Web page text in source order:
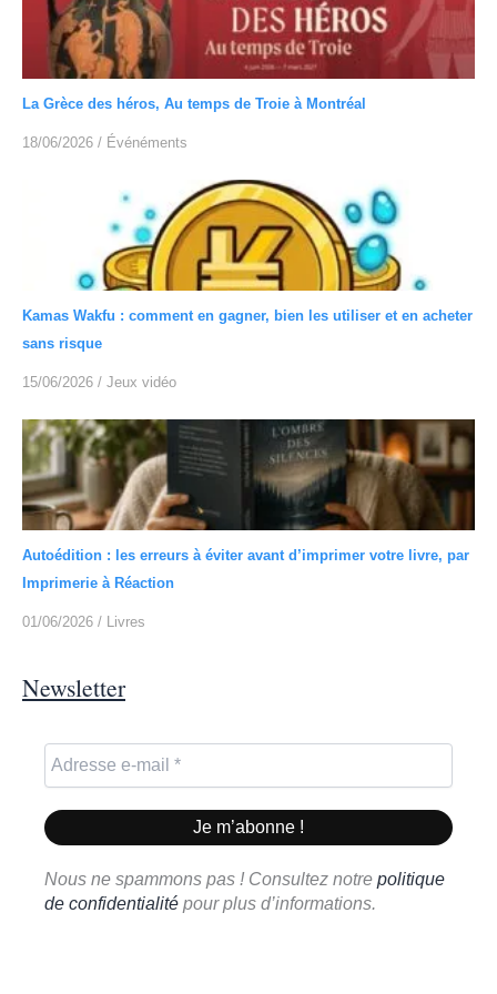
La Grèce des héros, Au temps de Troie à Montréal
18/06/2026 / Événéments
Kamas Wakfu : comment en gagner, bien les utiliser et en acheter
sans risque
15/06/2026 / Jeux vidéo
Autoédition : les erreurs à éviter avant d’imprimer votre livre, par
Imprimerie à Réaction
01/06/2026 / Livres
Newsletter
Nous ne spammons pas ! Consultez notre politique
de confidentialité pour plus d’informations.